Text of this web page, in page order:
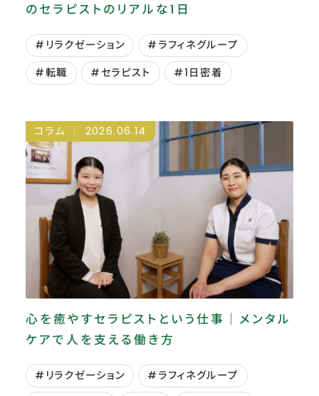
のセラピストのリアルな1日
#リラクゼーション
#ラフィネグループ
#転職
#セラピスト #1日密着
コラム 2026.06.14
心を癒やすセラピストという仕事｜メンタル
ケアで人を支える働き方
#リラクゼーション
#ラフィネグループ